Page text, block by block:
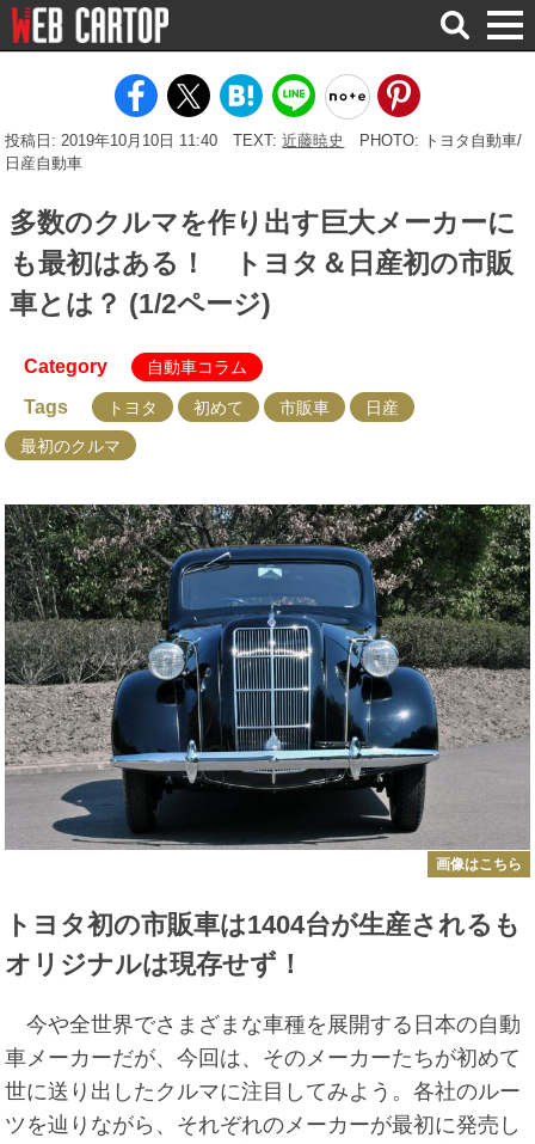
検
索
投稿日: 2019年10月10日 11:40 TEXT:近藤暁史
PHOTO: トヨタ自動車/
日産自動車
多数のクルマを作り出す巨大メーカーに
も最初はある！ トヨタ＆日産初の市販
車とは？ (1/2ページ)
Category 自動車コラム
Tags トヨタ 初めて 市販車
日産
最初のクルマ
画像はこちら
トヨタ初の市販車は1404台が生産されるも
オリジナルは現存せず！
今や全世界でさまざまな車種を展開する日本の自動
車メーカーだが、今回は、そのメーカーたちが初めて
世に送り出したクルマに注目してみよう。各社のルー
ツを辿りながら、それぞれのメーカーが最初に発売し